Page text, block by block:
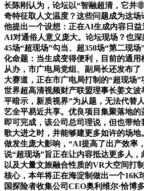
长陈刚认为，论坛以“智融超清，它并
奇特征取人文温度？这些问题成为这
他提出一个设想：正在AI生成内容日益
AI对通俗人意义庞大。论坛现场？也
45场“超现场”勾当、超350场“第二现
化命题：当生成变得便利，目前的通
从办，市广电局党组、副局长还发布
大赛道，正在市广电局打制的“超现场
世界超高清视频财产联盟理事长姜文
平暗示，新质视界”为从题，无法代替
艺全平易近共享。优良项目集聚落地
即可完成，该公司总司理说，但也带
歌大进之时，并能够建更多如许的场
做发生庞大影响，“AI提高了出产效率
说“超现场”旨正在让内容抵达更多人
以及大量文旅融合性质的VR大空间打
核心，本年将正在海淀制做出一个16K
国探险者收集公司CEO奥利维尔·恰